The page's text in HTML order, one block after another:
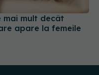
mai mult decât
apare la femeile